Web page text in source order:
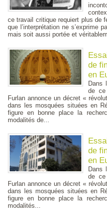
ce travail critique requiert plus de
que l’interprétation ne s’exprime
mais soit aussi portée et
de
en
Dans
de
Furlan annonce un décret «
dans les mosquées situées en
figure en bonne place la
modalités de...
de
en
Dans
de
Furlan annonce un décret «
dans les mosquées situées en
figure en bonne place la
modalités...